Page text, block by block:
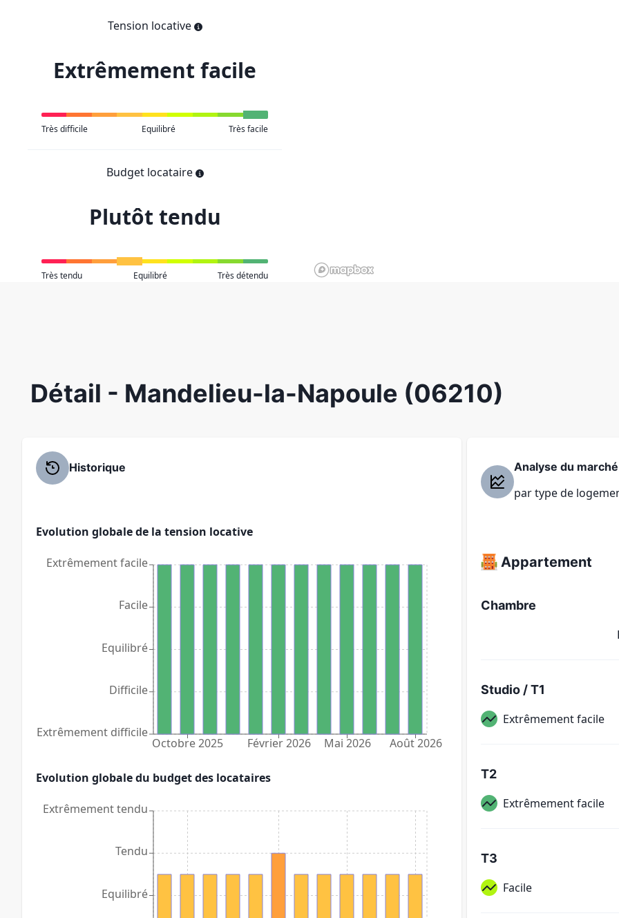
Tension locative
Extrêmement facile
Très difficile Equilibré Très facile
Budget locataire
Plutôt tendu
Très tendu Equilibré Très détendu
Détail - Mandelieu-la-Napoule (06210)
Historique
Evolution globale de la tension locative
Octobre 2025 Février 2026 Mai 2026 Août 2026
Extrêmement difficile
Difficile
Equilibré
Facile
Extrêmement facile
Evolution globale du budget des locataires
Equilibré
Tendu
Extrêmement tendu
Analyse du marché
par type de
Appartement
Chambre
Studio / T1
Extrêmement facile
T2
Extrêmement facile
T3
Facile